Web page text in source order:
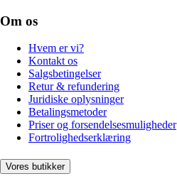
Om os
Hvem er vi?
Kontakt os
Salgsbetingelser
Retur & refundering
Juridiske oplysninger
Betalingsmetoder
Priser og forsendelsesmuligheder
Fortrolighedserklæring
Vores butikker